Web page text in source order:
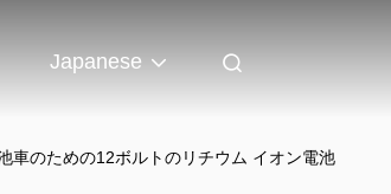
Japanese
車のための12ボルトのリチウム イオン電池